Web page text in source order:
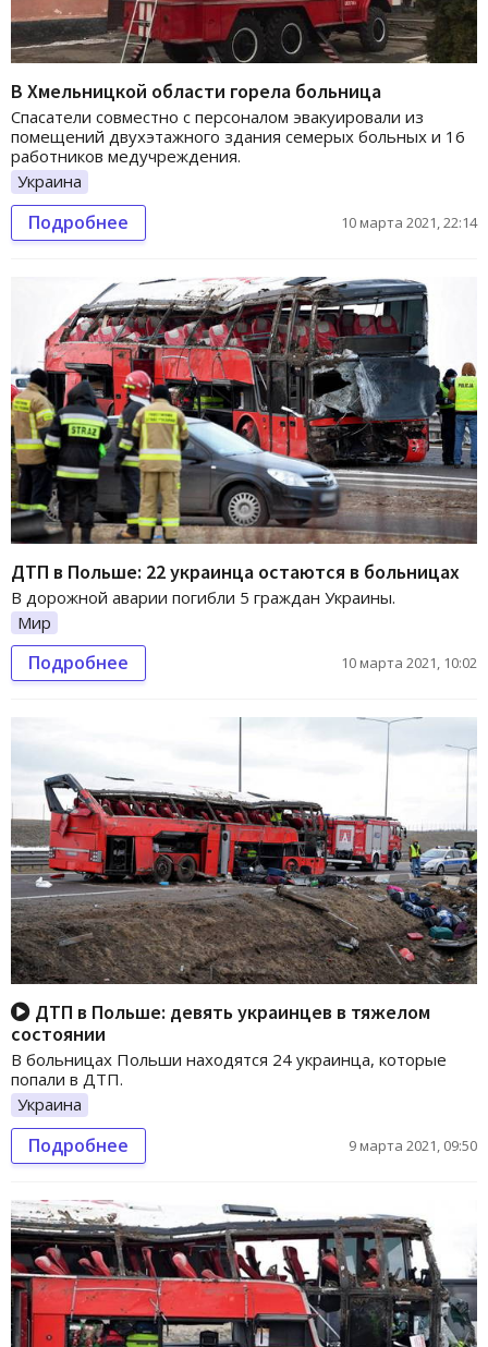
В Хмельницкой области горела больница
Спасатели совместно с персоналом эвакуировали из
помещений двухэтажного здания семерых больных и 16
работников медучреждения.
Украина
Подробнее 10 марта 2021, 22:14
ДТП в Польше: 22 украинца остаются в больницах
В дорожной аварии погибли 5 граждан Украины.
Мир
Подробнее 10 марта 2021, 10:02
ДТП в Польше: девять украинцев в тяжелом
состоянии
В больницах Польши находятся 24 украинца, которые
попали в ДТП.
Украина
Подробнее 9 марта 2021, 09:50